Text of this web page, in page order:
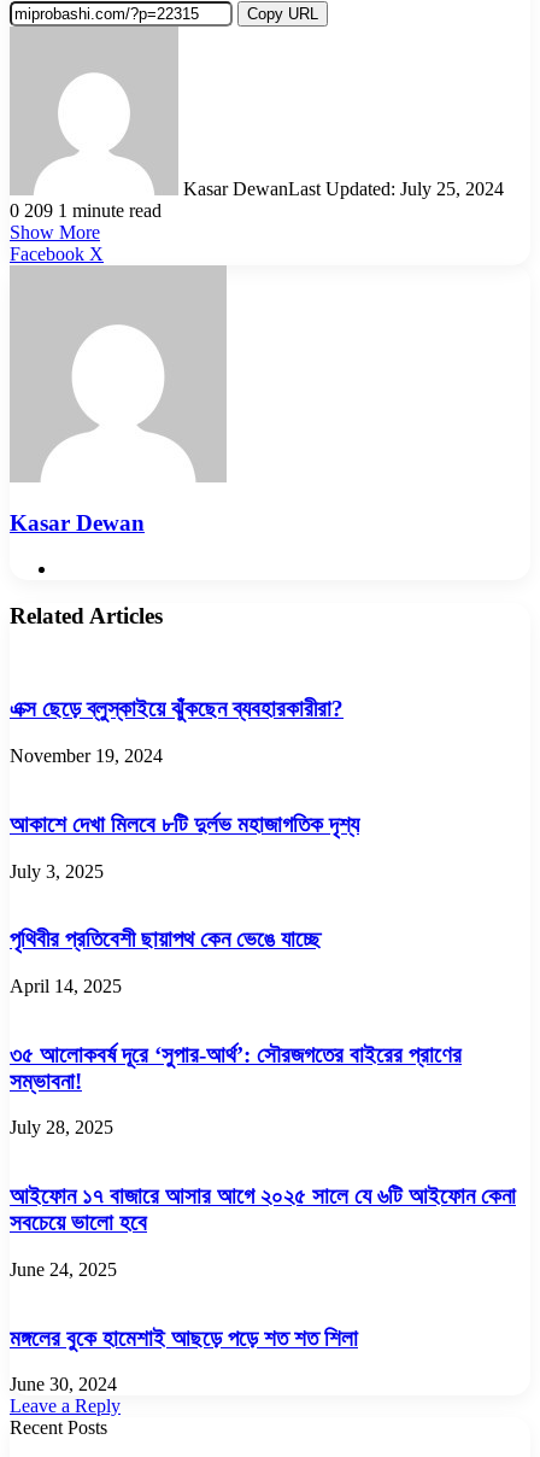
Copy URL
Kasar DewanLast Updated: July 25, 2024
0 209 1 minute read
Show More
Facebook X
Kasar Dewan
Related Articles
এক্স ছেড়ে ব্লুস্কাইয়ে ঝুঁকছেন ব্যবহারকারীরা?
November 19, 2024
আকাশে দেখা মিলবে ৮টি দুর্লভ মহাজাগতিক দৃশ্য
July 3, 2025
পৃথিবীর প্রতিবেশী ছায়াপথ কেন ভেঙে যাচ্ছে
April 14, 2025
৩৫ আলোকবর্ষ দূরে ‘সুপার-আর্থ’: সৌরজগতের বাইরের প্রাণের
সম্ভাবনা!
July 28, 2025
আইফোন ১৭ বাজারে আসার আগে ২০২৫ সালে যে ৬টি আইফোন কেনা
সবচেয়ে ভালো হবে
June 24, 2025
মঙ্গলের বুকে হামেশাই আছড়ে পড়ে শত শত শিলা
June 30, 2024
Leave a Reply
Recent Posts